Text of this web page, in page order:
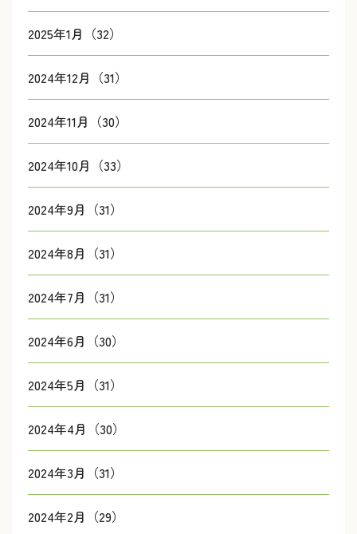
2025年1月（32）
2024年12月（31）
2024年11月（30）
2024年10月（33）
2024年9月（31）
2024年8月（31）
2024年7月（31）
2024年6月（30）
2024年5月（31）
2024年4月（30）
2024年3月（31）
2024年2月（29）